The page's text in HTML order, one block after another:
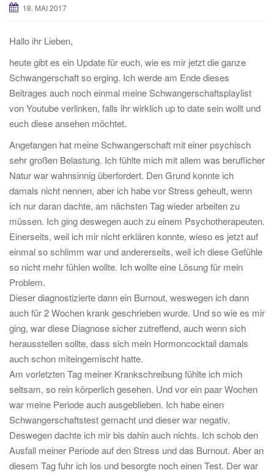
18. MAI 2017
Hallo ihr Lieben,
heute gibt es ein Update für euch, wie es mir jetzt die ganze
Schwangerschaft so erging. Ich werde am Ende dieses
Beitrages auch noch einmal meine Schwangerschaftsplaylist
von Youtube verlinken, falls ihr wirklich up to date sein wollt und
euch diese ansehen möchtet.
Angefangen hat meine Schwangerschaft mit einer psychisch
sehr großen Belastung. Ich fühlte mich mit allem was beruflicher
Natur war wahnsinnig überfordert. Den Grund konnte ich
damals nicht nennen, aber ich habe vor Stress geheult, wenn
ich nur daran dachte, am nächsten Tag wieder arbeiten zu
müssen. Ich ging deswegen auch zu einem Psychotherapeuten.
Einerseits, weil ich mir nicht erklären konnte, wieso es jetzt auf
einmal so schlimm war und andererseits, weil ich diese Gefühle
so nicht mehr fühlen wollte. Ich wollte eine Lösung für mein
Problem.
Dieser diagnostizierte dann ein Burnout, weswegen ich dann
auch für 2 Wochen krank geschrieben wurde. Und so wie es mir
ging, war diese Diagnose sicher zutreffend, auch wenn sich
herausstellen sollte, dass sich mein Hormoncocktail damals
auch schon miteingemischt hatte.
Am vorletzten Tag meiner Krankschreibung fühlte ich mich
seltsam, so rein körperlich gesehen. Und vor ein paar Wochen
war meine Periode auch ausgeblieben. Ich habe einen
Schwangerschaftstest gemacht und dieser war negativ.
Deswegen dachte ich mir bis dahin auch nichts. Ich schob den
Ausfall meiner Periode auf den Stress und das Burnout. Aber an
diesem Tag fuhr ich los und besorgte noch einen Test. Der war